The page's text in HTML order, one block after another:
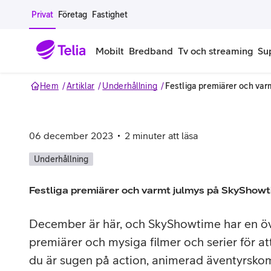
Gå till sidans innehåll
Privat Företag Fastighet
Mobilt
Samsung Galaxy
Google Pixel
Begagnade mobiltelefoner
Extra
Bredband Tv och streaming
Hem Artiklar Underhållning Festliga premiärer och
06 december 2023 2 minuter att läsa
Underhållning
Festliga premiärer och varmt julmys på
December är här, och SkyShowtime har en
premiärer och mysiga filmer och serier för
du är sugen på action, animerad